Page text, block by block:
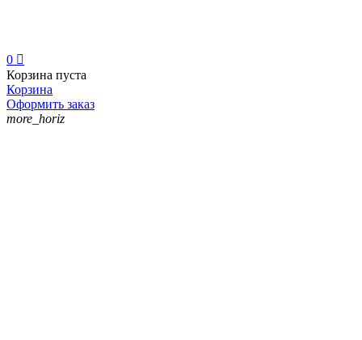
0 
Корзина пуста
Корзина
Оформить заказ
more_horiz